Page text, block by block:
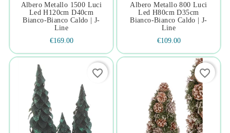
Albero Metallo 1500 Luci
Led H120cm D40cm
Bianco-Bianco Caldo | J-
Line
€169.00
Albero Metallo 800 Luci
Led H80cm D35cm
Bianco-Bianco Caldo | J-
Line
€109.00
favorite_border favorite_border